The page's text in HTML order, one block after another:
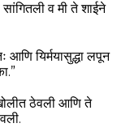
व मी ते शाईने
आणि यिर्मयासुद्धा लपून
ठेवली आणि ते